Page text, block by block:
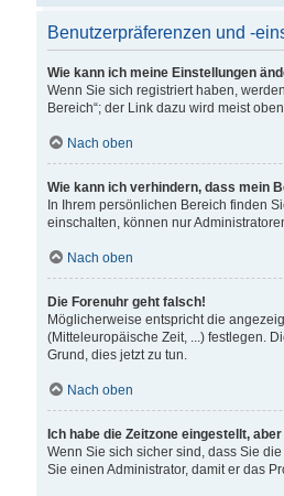
Benutzerpräferenzen und -
Wie kann ich meine Einstellungen
Wenn Sie sich registriert haben,
Bereich“; der Link dazu wird meist
Nach oben
Wie kann ich verhindern, dass mein
In Ihrem persönlichen Bereich finden
einschalten, können nur
Nach oben
Die Forenuhr geht falsch!
Möglicherweise entspricht die
(Mitteleuropäische Zeit, ...) festlegen.
Grund, dies jetzt zu tun.
Nach oben
Ich habe die Zeitzone eingestellt,
Wenn Sie sich sicher sind, dass Sie
Sie einen Administrator, damit er das